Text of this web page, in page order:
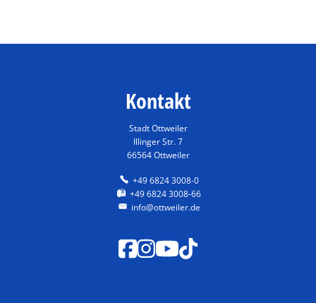
Kontakt
Stadt Ottweiler
Illinger Str. 7
66564 Ottweiler
+49 6824 3008-0
+49 6824 3008-66
info@ottweiler.de